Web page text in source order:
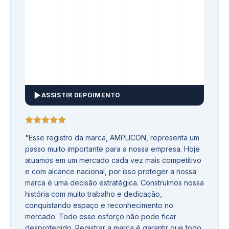
ASSISTIR DEPOIMENTO
"Esse registro da marca, AMPLICON, representa um
passo muito importante para a nossa empresa. Hoje
atuamos em um mercado cada vez mais competitivo
e com alcance nacional, por isso proteger a nossa
marca é uma decisão estratégica. Construímos nossa
história com muito trabalho e dedicação,
conquistando espaço e reconhecimento no
mercado. Todo esse esforço não pode ficar